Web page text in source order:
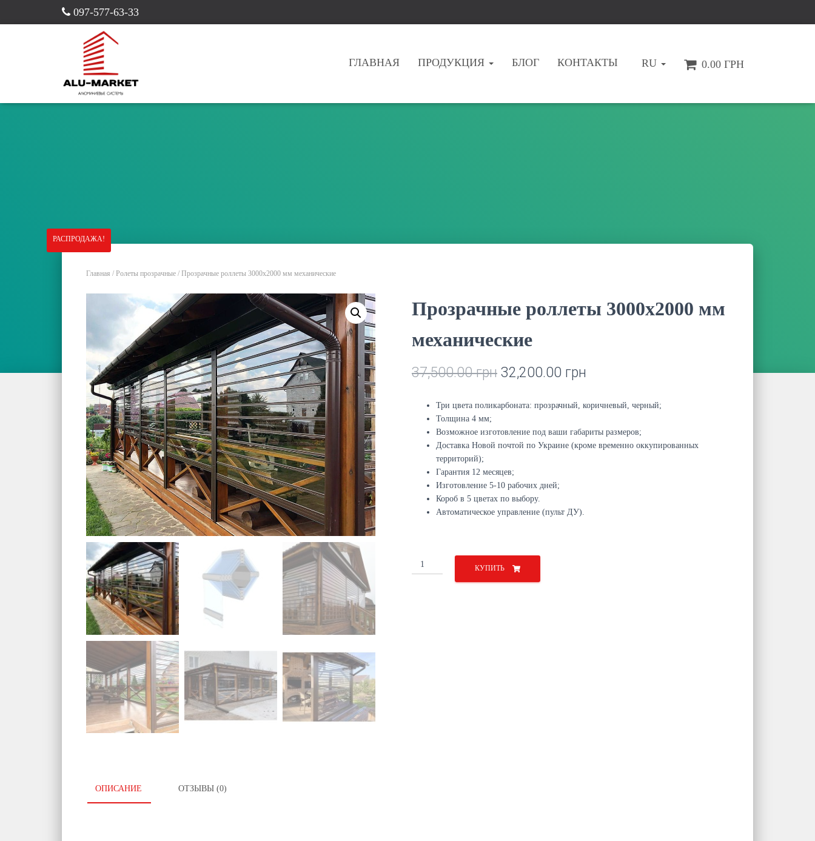
097-577-63-33
ГЛАВНАЯ ПРОДУКЦИЯ БЛОГ КОНТАКТЫ RU 0.00 ГРН
Главная / Ролеты прозрачные / Прозрачные роллеты 3000х2000 мм механические
РАСПРОДАЖА!
Прозрачные роллеты 3000х2000 мм
механические
37,500.00грн 32,200.00 грн
Три цвета поликарбоната: прозрачный, коричневый, черный;
Толщина 4 мм;
Возможное изготовление под ваши габариты размеров;
Доставка Новой почтой по Украине (кроме временно оккупированных
территорий);
Гарантия 12 месяцев;
Изготовление 5-10 рабочих дней;
Короб в 5 цветах по выбору.
Автоматическое управление (пульт ДУ).
Количество
товара
КУПИТЬ
ОПИСАНИЕ ОТЗЫВЫ (0)